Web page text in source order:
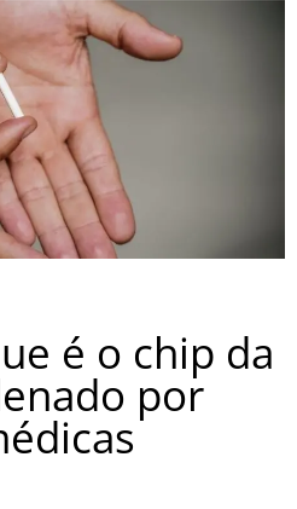
é o chip da
por